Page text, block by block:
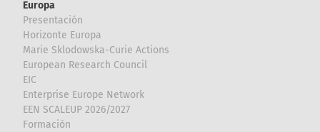
Europa
Presentación
Horizonte Europa
Marie Sklodowska-Curie Actions
European Research Council
EIC
Enterprise Europe Network
EEN SCALEUP 2026/2027
Formación